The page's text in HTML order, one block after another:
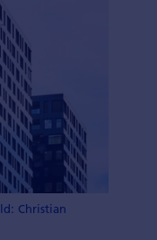
Christian